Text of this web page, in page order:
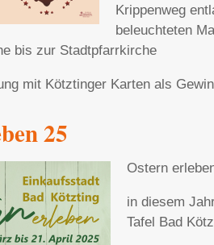
Krippenweg
beleuchteten
bis zur Stadtpfarrkirche
mit Kötztinger Karten als
25
Ostern
in diesem
Tafel Bad